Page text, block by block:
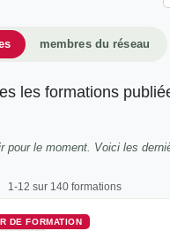
membres du réseau
les formations
pour le moment. Voici les
1-12 sur 140 formations
DE FORMATION